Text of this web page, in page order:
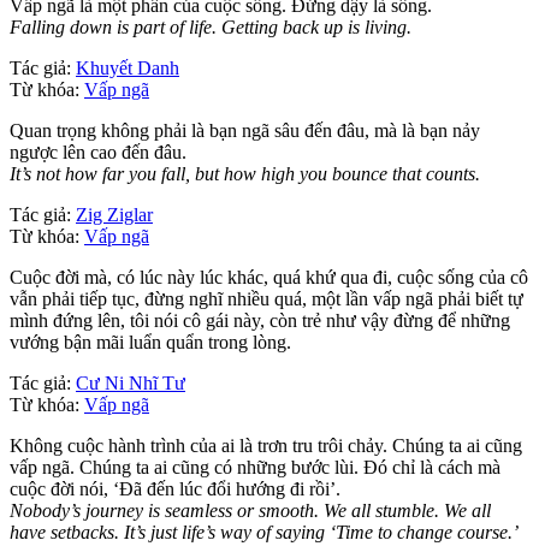
Vấp ngã là một phần của cuộc sống. Đứng dậy là sống.
Falling down is part of life. Getting back up is living.
Tác giả: Khuyết Danh
Từ khóa: Vấp ngã
Quan trọng không phải là bạn ngã sâu đến đâu, mà là bạn nảy
ngược lên cao đến đâu.
It’s not how far you fall, but how high you bounce that counts.
Tác giả: Zig Ziglar
Từ khóa: Vấp ngã
Cuộc đời mà, có lúc này lúc khác, quá khứ qua đi, cuộc sống của cô
vẫn phải tiếp tục, đừng nghĩ nhiều quá, một lần vấp ngã phải biết tự
mình đứng lên, tôi nói cô gái này, còn trẻ như vậy đừng để những
vướng bận mãi luẩn quẩn trong lòng.
Tác giả: Cư Ni Nhĩ Tư
Từ khóa: Vấp ngã
Không cuộc hành trình của ai là trơn tru trôi chảy. Chúng ta ai cũng
vấp ngã. Chúng ta ai cũng có những bước lùi. Đó chỉ là cách mà
cuộc đời nói, ‘Đã đến lúc đổi hướng đi rồi’.
Nobody’s journey is seamless or smooth. We all stumble. We all
have setbacks. It’s just life’s way of saying ‘Time to change course.’